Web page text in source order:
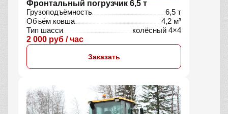
Фронтальный погрузчик 6,5 т
Грузоподъёмность
6,5 т
Объём ковша
4,2 м³
Тип шасси
колёсный 4×4
2 000 руб / час
Заказать